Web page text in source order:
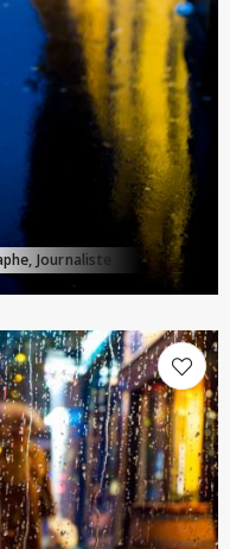
Journaliste